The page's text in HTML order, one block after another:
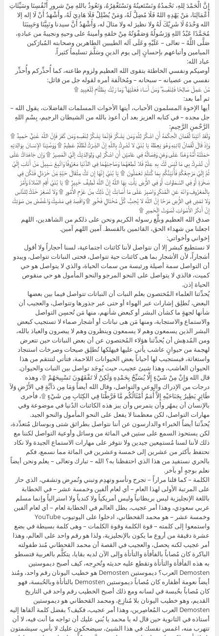
إِنَّ الْحَمْدَ لِلهِ، نَحْمدُهُ ونَسْتَعينُهُ وَنَسْتَغْفِرُهُ، وَنَعُوذُ باللهِ مِنْ شرورِ أَنْفُسِنَا وسَيِّئَاتِ
أَعْمَالِنَا، مَنْ يَهْدِهِ اللهُ فَلَا مُضِلَّ لَهُ، وَمَنْ يُضْلِلْ فَلَا هَادِيَ لَهُ، وأَشْهَدُ أَنْ لَا إله إلا
الله وَحْدَهُ لَا شَرِيْكَ لَهُ ولا نظيرَ له ولا مثالَ له، وَأَشْهَدُ أَنَّ سيدنا ونَبِيَّنَا وَحَبِيبَنَا
مُحَمَّدًا عَبْدُ اللهِ وَرَسُولُهُ وَصَفْوَتُهُ مِنْ خلقهِ وأمينهُ على وحيهِ ونجيبهُ من عبادهِ،
صَلَّى اللَّهُ – تعالى – عَلَيْهِ وعَلَى آله الطيبين الطاهرين وصحابته المُبارَكين
الميامين وأتباعهم بإحسانٍ إلى يوم الدينِ وسَلَّمَ تسليماً كثيراً.
عباد الله:
أوصيكم ونفسي الخاطئة بتقوى الله العظيم ولزوم طاعته، كما أُحذِّركم وأُحذِّر
نفسي من عصيانه – سبحانه – ومُخالَفة أمره لقوله جل من قائل:
مَّنْ عَمِلَ صَالِحًا فَلِنَفْسِهِ ۖ وَمَنْ أَسَاءَ فَعَلَيْهَا ۗ وَمَا رَبُّكَ بِظَلَّامٍ لِّلْعَبِيدِ ۩
ثم أما بعد:
أيها الإخوة المسلمون الأحباب، أيتها الأخوات المسلمات الفاضلات، يقول الله –
جل مجده – في كتابه العزيز بعد أن أعوذ بالله من الشيطان الرجيم، بِسْمِ اللهِ
الرَّحْمنِ الرَّحِيمِ:
وَلَقَدْ آتَيْنَا لُقْمَانَ الْحِكْمَةَ أَنِ اشْكُرْ لِلَّهِ وَمَن يَشْكُرْ فَإِنَّمَا يَشْكُرُ لِنَفْسِهِ وَمَن كَفَرَ فَإِنَّ اللَّهَ غَنِيٌّ حَمِيدٌ ۩
وَإِذْ قَالَ لُقْمَانُ لِابْنِهِ وَهُوَ يَعِظُهُ يَا بُنَيَّ لا تُشْرِكْ بِاللَّهِ إِنَّ الشِّرْكَ لَظُلْمٌ عَظِيمٌ ۩ وَوَصَّيْنَا الإِنسَانَ بِوَالِدَيْهِ
حَمَلَتْهُ أُمُّهُ وَهْنًا عَلَى وَهْنٍ وَفِصَالُهُ فِي عَامَيْنِ أَنِ اشْكُرْ لِي وَلِوَالِدَيْكَ إِلَيَّ الْمَصِيرُ ۩ وَإِن جَاهَدَاكَ عَلَى
أَن تُشْرِكَ بِي مَا لَيْسَ لَكَ بِهِ عِلْمٌ فَلا تُطِعْهُمَا وَصَاحِبْهُمَا فِي الدُّنْيَا مَعْرُوفًا وَاتَّبِعْ سَبِيلَ مَنْ أَنَابَ إِلَيَّ
ثُمَّ إِلَيَّ مَرْجِعُكُمْ فَأُنَبِّئُكُم بِمَا كُنتُمْ تَعْمَلُونَ ۩ يَا بُنَيَّ إِنَّهَا إِن تَكُ مِثْقَالَ حَبَّةٍ مِّنْ خَرْدَلٍ فَتَكُن فِي
صَخْرَةٍ أَوْ فِي السَّمَاوَاتِ أَوْ فِي الأَرْضِ يَأْتِ بِهَا اللَّهُ إِنَّ اللَّهَ لَطِيفٌ خَبِيرٌ ۩ يَا بُنَيَّ أَقِمِ الصَّلاةَ وَأْمُرْ
بِالْمَعْرُوفِ وَانْهَ عَنِ الْمُنكَرِ وَاصْبِرْ عَلَى مَا أَصَابَكَ إِنَّ ذَلِكَ مِنْ عَزْمِ الأُمُورِ ۩ وَلا تُصَعِّرْ خَدَّكَ لِلنَّاسِ
وَلا تَمْشِ فِي الأَرْضِ مَرَحًا إِنَّ اللَّهَ لا يُحِبُّ كُلَّ مُخْتَالٍ فَخُورٍ ۩ وَاقْصِدْ فِي مَشْيِكَ وَاغْضُضْ مِن صَوْتِكَ
إِنَّ أَنكَرَ الأَصْوَاتِ لَصَوْتُ الْحَمِيرِ ۩
صدق الله العظيم وبلَّغ رسوله الكريم ونحن على ذلكم من الشاهدين، اللهم
اجعلنا من شهداء الحق، القائمين بالقسط. آمين اللهم آمين.
إخواني وأخواتي:
لا نستطيع كبشر إلا أن نتواصل لأننا كائنات اجتماعية، لسنا أحجاراً ولا أقول
أشجاراً، لأن الأشجار بما هى كائنات حية تتواصل، فحتى النباتات تتواصل، ويبدو
أن التواصل سمة أصيلة ورئيسة من سمات الحياة، والذي لا يتواصل هو حي
كميت، فالذي لا يتواصل على النحو المرجو والنحو المأمول هو حي منقوص
الحياة إذن.
يُحدِّثنا العلماء المُختصون بعلم النبات أن النباتات تتواصل فيما بين بعضها
البعض، تُطلِق إشارات عبر الهواء أو حتى عبر جذورها وتتواصل، والعجيب أن
شأنها لجهةٍ ما كشأن البشر أو كبعض شأنهم، منها مَن تُحسِن التواصل
والاستماع والاستجابة، ومنها مَن هى نباتات أو أشجار صماء لا تستجيب كبعض
البشر الذين يسمعون وهم لا يسمعون وينظرون وهم لا يبصرون والعياذ بالله،
ومن المُدهِش أن يُحدِّثنا هؤلاء المُختصون عن أن بعض النباتات حين تتعرض
لهجمة من حيوانٍ عاشب يأتي عليها فيهلكها تُطلِق صيحات وصرخات استنجاد
واستغاثة، فيستجيب لها أحياناً بعض الحيوانات اللاحمة، فتأتي لتنتقم من هذا
الحيوان العاشب، وهذا شيئ عجيب، حيث يُوجَد تواصل بين النبات والحيوان.
قال الله وَإِنْ مِنْ شَيْءٍ إِلَّا يُسَبِّحُ بِحَمْدِهِ وَلَكِنْ لَا تَفْقَهُونَ تَسْبِيحَهُمْ ۩، وهذه
درجات من الإدراك والوعي والتواصل، وقال الله أيضاً وَمَا مِن دَآبَّةٍ فِي الأَرْضِ وَلاَ
طَائِرٍ يَطِيرُ بِجَنَاحَيْهِ إِلاَّ أُمَمٌ أَمْثَالُكُم مَّا فَرَّطْنَا فِي الكِتَابِ مِن شَيْءٍ ۩، فأحرى
بالإنسان أن يمهُر وأن يتمرس وأن يبز هذه الكائنات الدُنيا في موضوعة وفي
مهارات التواصل، لكن معظمنا لا يفعل على النحو المأمول والنحو الجيد.
يُحدِّثنا أيضاً الخبراء والدارسون عن أننا نتواصل بطرائق شتى وبوسائل مُتعدِّدة،
لكن يستحوذ السمع على ستين في المائة من وسائل وأوعية التواصل لكننا مع
ذلك لأننا لسنا مُستمِعين جيدين ولا نتوفر على مهارات الاستماع الجيدة ولا نكاد
نحتفظ بأكثر من عشرين إلى خمسة وعشرين في المائة مما نسمع، فكم
بالحري نستفيد من هذا الذي احتفظنا به؟ الله – تبارك وتعالى – يعلم ونحن أيضاً
نعلم بوجهٍ أو بآخر.
الكلمة – كما قلنا مراراً – تجرح وتأسو وتهدِم وتبني وتُمرِض وتشفي، الذي حاز
على المرتبة الأولى لهذا العام – أي لعام ألفين وخمسة عشر – في الخطابة
باللغة الإنجليزية ليس بريطانياً وليس أمريكياً ولا كندياً ولا استرالياً وإنما مسلم
عربي سعودي، وهذا أمر عجيب، بطل العالم في الخطابة لعام – أي لعام ألفين
وخمسة عشر – هو محمد القحطاني، ادخلوا على اليوتيوب YouTube
واستمعوا إلى كلمته – قوة الكلمة وقوة الكلمات – وهى كلمة بسيطة في بضع
عشرة دقيقة من أروع ما يكون بالإنجليزية، ولذا هو رقم واحد على العالم، وهذا
أمر عجيب لكنه يحصل، والعجيب في القصة أن محمد القحطاني مُنذ طفولته
الباكرة كان مُصاباً بالفأفأة والتأتأة وإلى الآن لديه بقايا، يتكلَّم بالعربية فتسطو
به هذه الفأفأة والتأتأة وتقطع عليه حديثه وتُحرِجه، كيف أصبح ديموستين
Demosten العرب؟ ديموستين Demosten هو خطيب اليونان رقم واحد، ومُنذ
أيضاً نعومة أظفاره كان مُصاباً ديموستين Demosten بالتأتأة وبالحُبسة، فهو
كان مُصاباً بحُبسة في لسانه ومع ذلك أصبح الخطيب رقم واحد في التاريخ
القديم، وهو خطيب اليونان بلا مُنازِع، ومحمد القحطاني هو ديموستين
Demosten العرب المُعاصِرين، وهذا أمر عجيب، فكيف؟ بفضل كلمة ألقاها إليه
أستاذه في الثانوية حين قال له يا محمد يا بُني عليك أن تواجه ما أنت فيه، لا أن
تتهرب منه، اغمس نفسك في هذا الشيئ، سيضحكون عليك لا بأس، سيشمتون